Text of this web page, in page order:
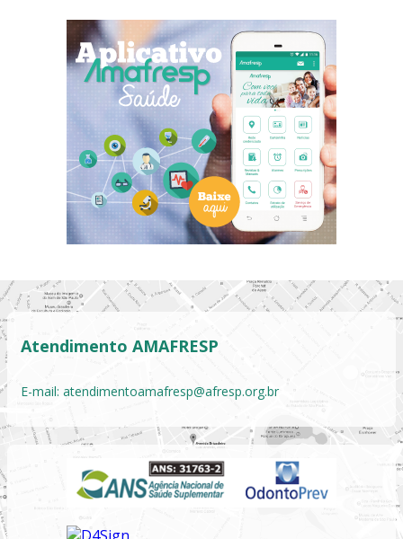
Atendimento AMAFRESP
E-mail: atendimentoamafresp@afresp.org.br